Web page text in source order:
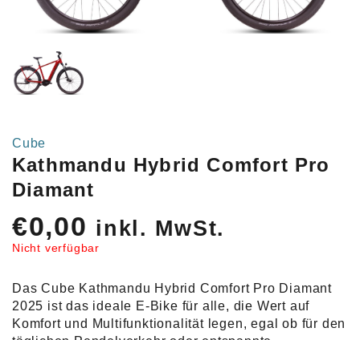
Cube
Kathmandu Hybrid Comfort Pro
Diamant
€0,00 inkl. MwSt.
Nicht verfügbar
Das Cube Kathmandu Hybrid Comfort Pro Diamant
2025 ist das ideale E-Bike für alle, die Wert auf
Komfort und Multifunktionalität legen, egal ob für den